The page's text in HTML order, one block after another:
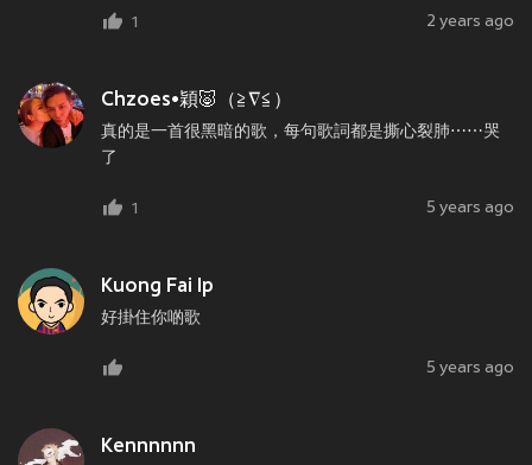
1 2 years ago
Chzoes•穎🐷（≧∇≦）
真的是一首很黑暗的歌，每句歌詞都是撕心裂肺⋯⋯哭
了
1 5 years ago
Kuong Fai Ip
好掛住你啲歌
5 years ago
Kennnnnn